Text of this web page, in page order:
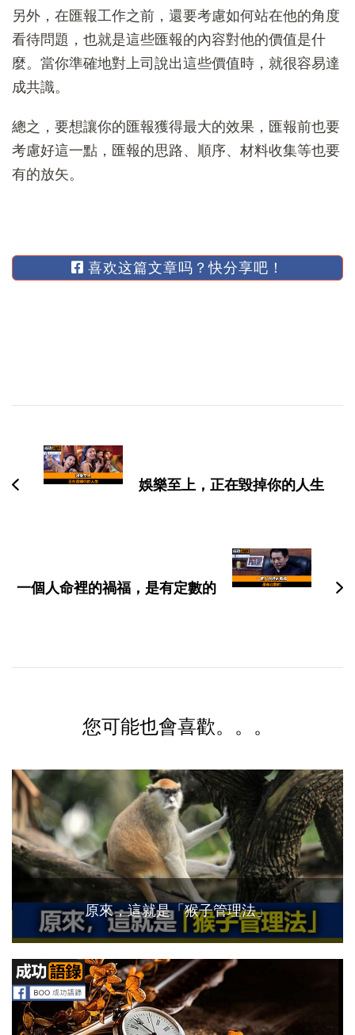
另外，在匯報工作之前，還要考慮如何站在他的角度
看待問題，也就是這些匯報的內容對他的價值是什
麼。當你準確地對上司說出這些價值時，就很容易達
成共識。
總之，要想讓你的匯報獲得最大的效果，匯報前也要
考慮好這一點，匯報的思路、順序、材料收集等也要
有的放矢。
喜欢这篇文章吗？快分享吧！
航
娛樂至上，正在毀掉你的人生
一個人命裡的禍福，是有定數的
您可能也會喜歡。。。
原來，這就是「猴子管理法」